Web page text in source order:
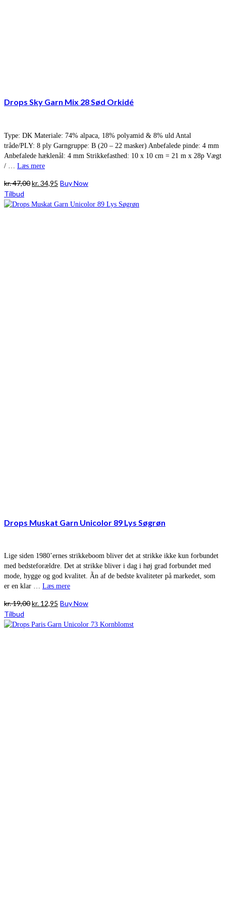
Drops Sky Garn Mix 28 Sød Orkidé
Type: DK Materiale: 74% alpaca, 18% polyamid & 8% uld Antal
tråde/PLY: 8 ply Garngruppe: B (20 – 22 masker) Anbefalede pinde: 4 mm
Anbefalede hæklenål: 4 mm Strikkefasthed: 10 x 10 cm = 21 m x 28p Vægt
/ … Læs mere
kr.47,00Den
pris
kr.34,95 Den
pris
Buy Now
Tilbud
Drops Muskat Garn Unicolor 89 Lys Søgrøn
Lige siden 1980’ernes strikkeboom bliver det at strikke ikke kun forbundet
med bedsteforældre. Det at strikke bliver i dag i høj grad forbundet med
mode, hygge og god kvalitet. Ãn af de bedste kvaliteter på markedet, som
er en klar … Læs mere
kr.19,00Den
pris
kr. 12,95 Den
pris
Buy Now
Tilbud